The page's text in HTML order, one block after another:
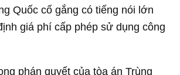
Quốc cố gắng có tiếng nói lớn
giá phí cấp phép sử dụng công
phán quyết của tòa án Trùng